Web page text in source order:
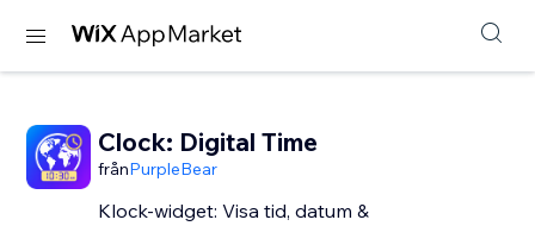
Clock: Digital Time
frånPurpleBear
Klock-widget: Visa tid, datum &